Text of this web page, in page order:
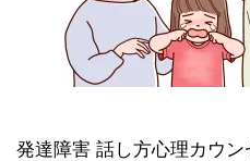
発達障害 話し方心理カウン